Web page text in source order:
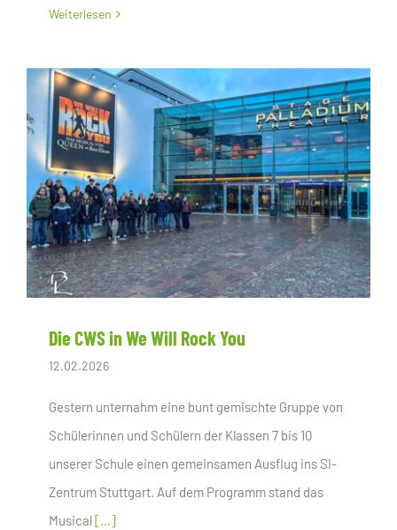
Weiterlesen
Die CWS in We Will Rock You
12.02.2026
Gestern unternahm eine bunt gemischte Gruppe von
Schülerinnen und Schülern der Klassen 7 bis 10
unserer Schule einen gemeinsamen Ausflug ins SI-
Zentrum Stuttgart. Auf dem Programm stand das
Musical[...]